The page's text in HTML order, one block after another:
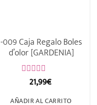
-009 Caja Regalo Boles
d’olor [GARDENIA]
Valorado
de
21,99€
AÑADIR AL CARRITO